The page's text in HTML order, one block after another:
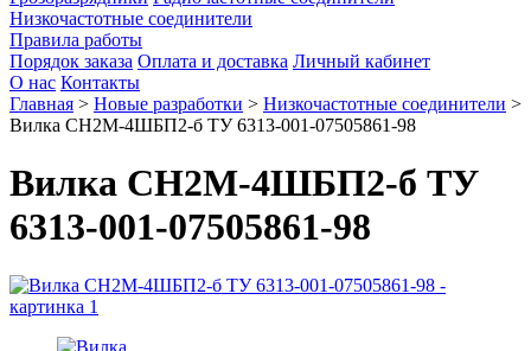
Низкочастотные соединители
Правила работы
Порядок заказа Оплата и доставка Личный кабинет
О нас Контакты
Главная > Новые разработки > Низкочастотные соединители >
Вилка СН2М-4ШБП2-б ТУ 6313-001-07505861-98
Вилка СН2М-4ШБП2-б ТУ
6313-001-07505861-98